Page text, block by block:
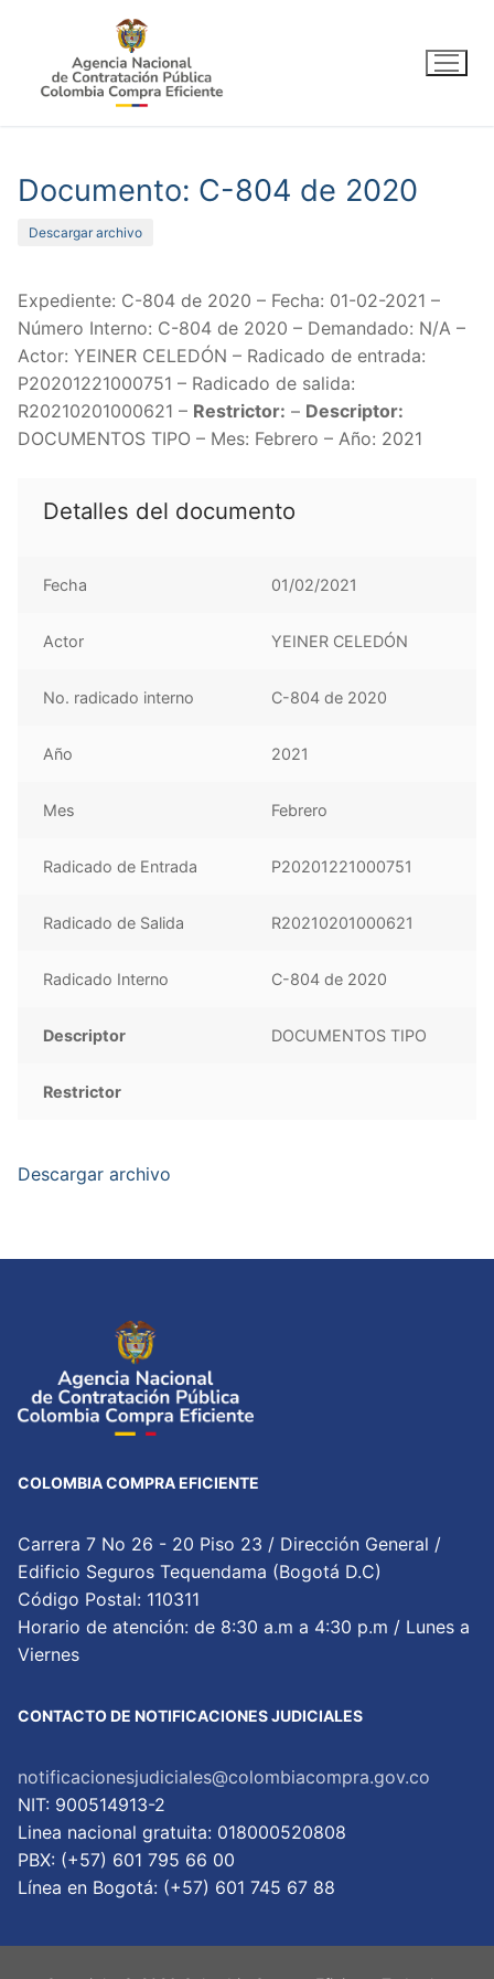
contenido
Documento: C-804 de 2020
Descargar archivo
Expediente: C-804 de 2020 – Fecha: 01-02-2021 –
Número Interno: C-804 de 2020 – Demandado: N/A –
Actor: YEINER CELEDÓN – Radicado de entrada:
P20201221000751 – Radicado de salida:
R20210201000621 – Restrictor: – Descriptor:
DOCUMENTOS TIPO – Mes: Febrero – Año: 2021
Detalles del documento
Fecha 01/02/2021
Actor YEINER CELEDÓN
No. radicado interno C-804 de 2020
Año 2021
Mes Febrero
Radicado de Entrada P20201221000751
Radicado de Salida R20210201000621
Radicado Interno C-804 de 2020
Descriptor DOCUMENTOS TIPO
Restrictor
Descargar archivo
COLOMBIA COMPRA EFICIENTE
Carrera 7 No 26 - 20 Piso 23 / Dirección General /
Edificio Seguros Tequendama (Bogotá D.C)
Código Postal: 110311
Horario de atención: de 8:30 a.m a 4:30 p.m / Lunes a
Viernes
CONTACTO DE NOTIFICACIONES JUDICIALES
notificacionesjudiciales@colombiacompra.gov.co
NIT: 900514913-2
Linea nacional gratuita: 018000520808
PBX: (+57) 601 795 66 00
Lí­nea en Bogotá: (+57) 601 745 67 88